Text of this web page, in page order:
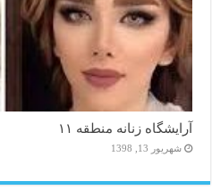
آرایشگاه زنانه منطقه ۱۱
شهریور 13, 1398